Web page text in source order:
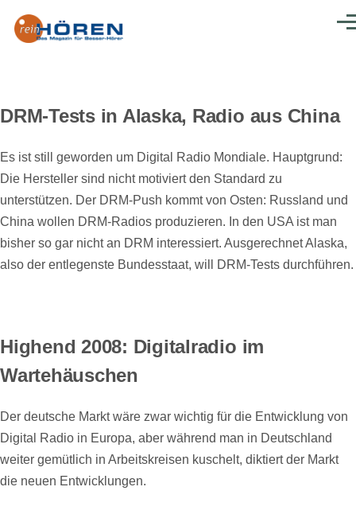
DRM-Tests in Alaska, Radio aus China
Es ist still geworden um Digital Radio Mondiale. Hauptgrund:
Die Hersteller sind nicht motiviert den Standard zu
unterstützen. Der DRM-Push kommt von Osten: Russland und
China wollen DRM-Radios produzieren. In den USA ist man
bisher so gar nicht an DRM interessiert. Ausgerechnet Alaska,
also der entlegenste Bundesstaat, will DRM-Tests durchführen.
Highend 2008: Digitalradio im
Wartehäuschen
Der deutsche Markt wäre zwar wichtig für die Entwicklung von
Digital Radio in Europa, aber während man in Deutschland
weiter gemütlich in Arbeitskreisen kuschelt, diktiert der Markt
die neuen Entwicklungen.